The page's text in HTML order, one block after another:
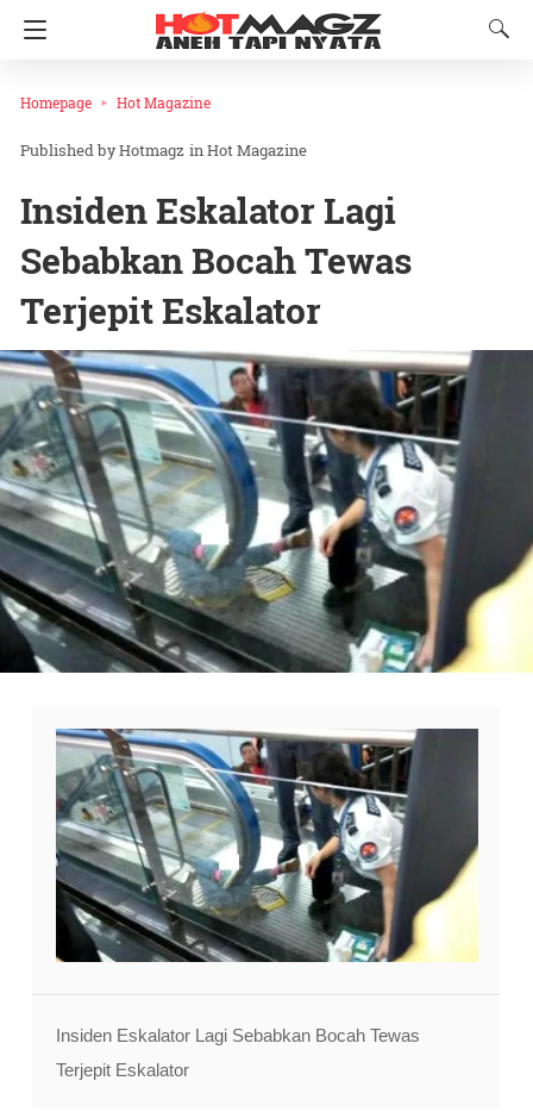
Homepage Hot Magazine
Hotmagz inHot Magazine
Insiden Eskalator Lagi
Sebabkan Bocah Tewas
Terjepit Eskalator
Insiden Eskalator Lagi Sebabkan Bocah Tewas
Terjepit Eskalator